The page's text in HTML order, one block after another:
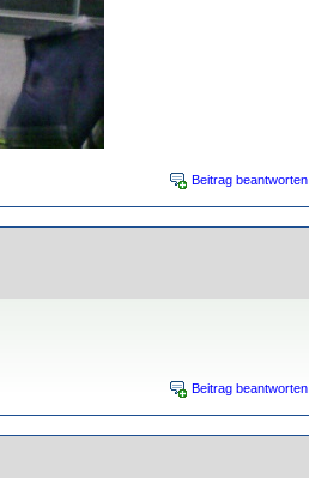
Beitrag beantworten
Beitrag beantworten